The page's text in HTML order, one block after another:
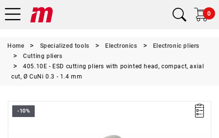
0
Home Specialized tools Electronics
Electronic pliers
Cutting pliers
405.10E - ESD cutting pliers with pointed head, compact, axial
cut, Ø CuNi 0.3 - 1.4 mm
-10%